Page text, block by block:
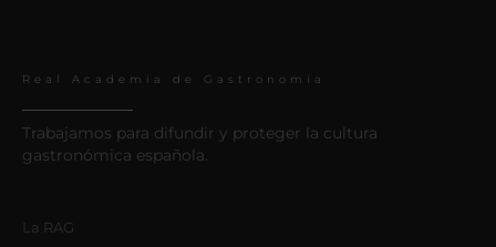
Real Academia de Gastronomía
Trabajamos para difundir y proteger la cultura
gastronómica española.
La RAG